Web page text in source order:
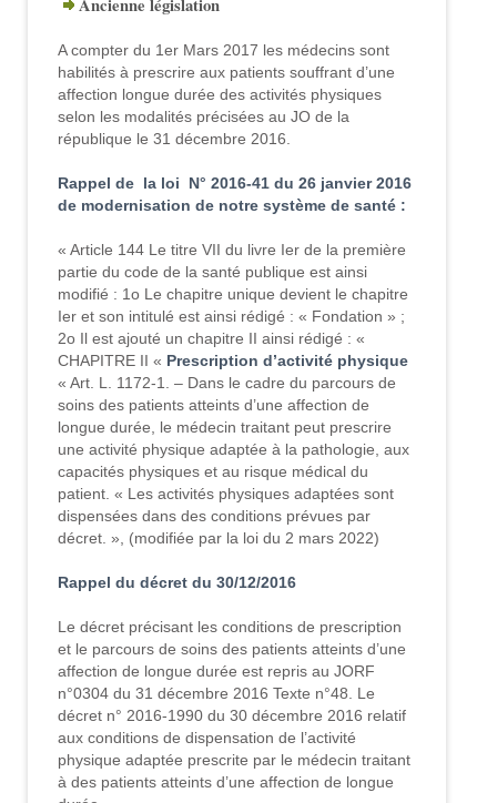
A compter du 1er Mars 2017 les médecins sont
habilités à prescrire aux patients souffrant d’une
affection longue durée des activités physiques
selon les modalités précisées au JO de la
république le 31 décembre 2016.
Rappel de la loi N° 2016-41 du 26 janvier 2016
de modernisation de notre système de santé :
« Article 144 Le titre VII du livre Ier de la première
partie du code de la santé publique est ainsi
modifié : 1o Le chapitre unique devient le chapitre
Ier et son intitulé est ainsi rédigé : « Fondation » ;
2o Il est ajouté un chapitre II ainsi rédigé : «
CHAPITRE II « Prescription d’activité physique
« Art. L. 1172-1. – Dans le cadre du parcours de
soins des patients atteints d’une affection de
longue durée, le médecin traitant peut prescrire
une activité physique adaptée à la pathologie, aux
capacités physiques et au risque médical du
patient. « Les activités physiques adaptées sont
dispensées dans des conditions prévues par
décret. », (modifiée par la loi du 2 mars 2022)
Rappel du décret du 30/12/2016
Le décret précisant les conditions de prescription
et le parcours de soins des patients atteints d’une
affection de longue durée est repris au JORF
n°0304 du 31 décembre 2016 Texte n°48. Le
décret n° 2016-1990 du 30 décembre 2016 relatif
aux conditions de dispensation de l’activité
physique adaptée prescrite par le médecin traitant
à des patients atteints d’une affection de longue